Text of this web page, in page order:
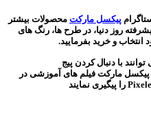
پیکسل مارکت محصولات بیشتر
روز دنیا، در طرح ها، رنگ های
و خرید بفرمایید.
با دنبال کردن پیج
مارکت فیلم های آموزشی در